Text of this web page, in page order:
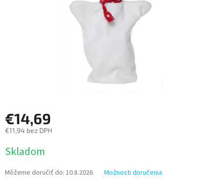
€14,69
€11,94 bez DPH
cena:
Skladom
Môžeme doručiť do: 10.8.2026 Možnosti doručenia